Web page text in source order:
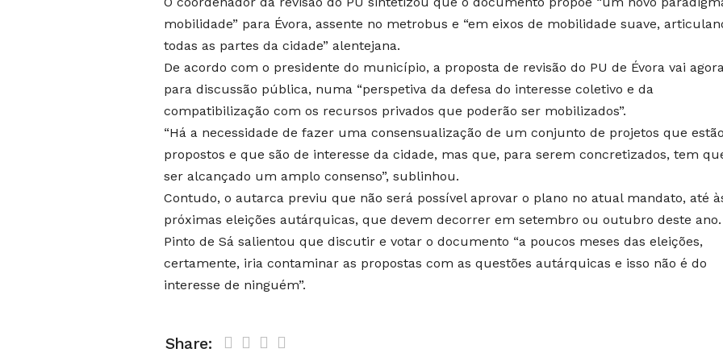
mobilidade” para Évora, assente no metrobus e “em eixos de mobilidade suave,
todas as partes da cidade” alentejana.
De acordo com o presidente do município, a proposta de revisão do PU de Évora vai
para discussão pública, numa “perspetiva da defesa do interesse coletivo e da
compatibilização com os recursos privados que poderão ser mobilizados”.
“Há a necessidade de fazer uma consensualização de um conjunto de projetos que estão
propostos e que são de interesse da cidade, mas que, para serem concretizados, tem
ser alcançado um amplo consenso”, sublinhou.
Contudo, o autarca previu que não será possível aprovar o plano no atual mandato, até
próximas eleições autárquicas, que devem decorrer em setembro ou outubro deste ano.
Pinto de Sá salientou que discutir e votar o documento “a poucos meses das eleições,
certamente, iria contaminar as propostas com as questões autárquicas e isso não é do
interesse de ninguém”.
Share: